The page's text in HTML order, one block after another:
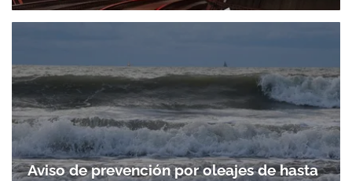
Aviso de prevención por oleajes de hasta